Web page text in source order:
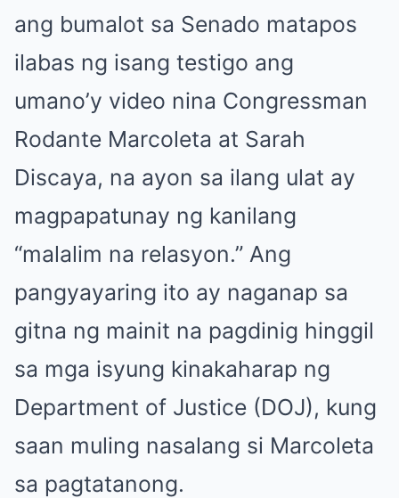
ang bumalot sa Senado matapos
ilabas ng isang testigo ang
umano’y video nina Congressman
Rodante Marcoleta at Sarah
Discaya, na ayon sa ilang ulat ay
magpapatunay ng kanilang
“malalim na relasyon.” Ang
pangyayaring ito ay naganap sa
gitna ng mainit na pagdinig hinggil
sa mga isyung kinakaharap ng
Department of Justice (DOJ), kung
saan muling nasalang si Marcoleta
sa pagtatanong.